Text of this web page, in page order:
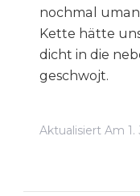
nochmal
Kette hätte
dicht in die
geschwojt.
Aktualisiert Am 1.